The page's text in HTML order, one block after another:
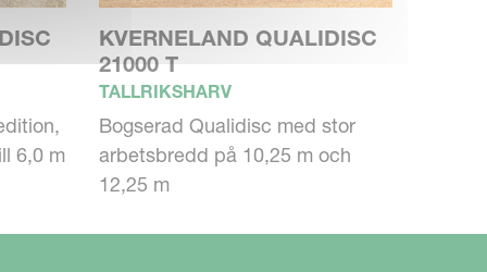
6,0 m
KVERNELAND QUALIDISC
21000 T
TALLRIKSHARV
Bogserad Qualidisc med stor
arbetsbredd på 10,25 m och
12,25 m